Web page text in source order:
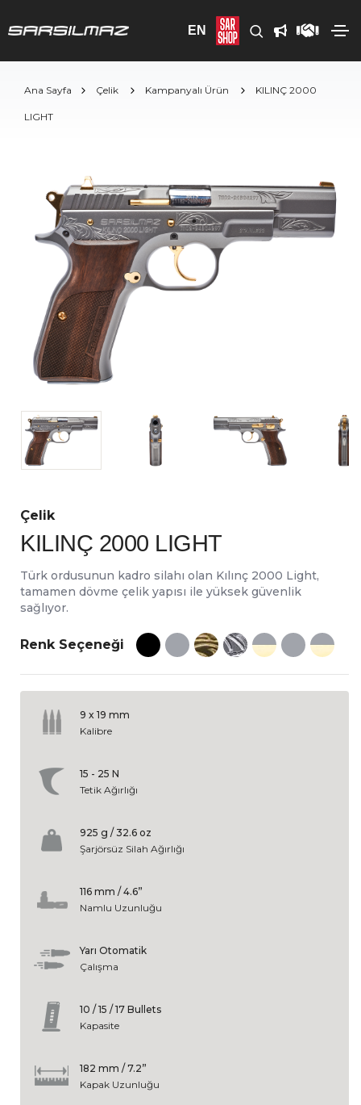
EN
Ana Sayfa Çelik Kampanyalı Ürün KILINÇ 2000
LIGHT
Çelik
KILINÇ 2000 LIGHT
Türk ordusunun kadro silahı olan Kılınç 2000 Light,
tamamen dövme çelik yapısı ile yüksek güvenlik
sağlıyor.
Renk Seçeneği
9 x 19 mm
Kalibre
15 - 25 N
Tetik Ağırlığı
925 g / 32.6 oz
Şarjörsüz Silah Ağırlığı
116 mm / 4.6”
Namlu Uzunluğu
Yarı Otomatik
Çalışma
10 / 15 / 17 Bullets
Kapasite
182 mm / 7.2”
Kapak Uzunluğu